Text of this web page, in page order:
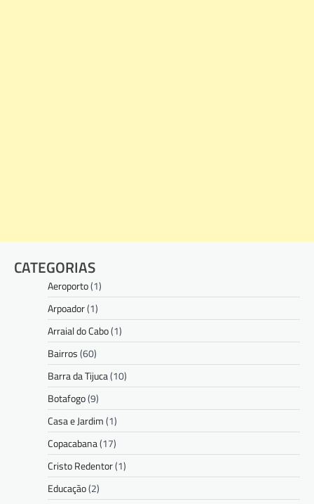
CATEGORIAS
Aeroporto(1)
Arpoador(1)
Arraial do Cabo(1)
Bairros(60)
Barra da Tijuca(10)
Botafogo(9)
Casa e Jardim(1)
Copacabana(17)
Cristo Redentor(1)
Educação(2)